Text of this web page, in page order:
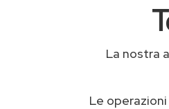
La nostra
Le